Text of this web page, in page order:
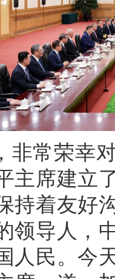
非常荣幸
主席建立
持着友好
领导人，
人民。今